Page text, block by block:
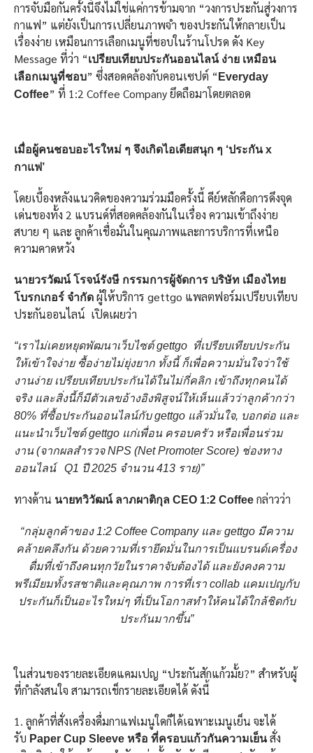
การจับมือกันครั้งนี้จึงไม่ใช่แค่การข้ามจาก “วงการประกันสู่วงการ
กาแฟ” แต่ยังเป็นการเปลี่ยนภาพจำ ของประกันให้กลายเป็น
เรื่องง่าย เหมือนการเลือกเมนูที่ชอบในร้านโปรด ดัง Key
Message ที่ว่า “เปรียบเทียบประกันออนไลน์ ง่าย เหมือน
เลือกเมนูที่ชอบ” ซึ่งสอดคล้องกับคอนเซปต์ “ Everyday
Coffee” ที่ 1:2 Coffee Company ยึดถือมาโดยตลอด
เมื่อผู้คนชอบอะไรใหม่ ๆ จึงเกิดไอเดียสนุก ๆ ‘ประกัน x
กาแฟ’
โดยเบื้องหลังแนวคิดของความร่วมมือครั้งนี้ คีย์หลักคือการดึงจุด
เด่นของทั้ง 2 แบรนด์ที่สอดคล้องกันในเรื่อง ความเข้าถึงง่าย
สบาย ๆ และ ลูกค้าเชื่อมั่นในคุณภาพและการบริการที่เหนือ
ความคาดหวัง
นายวรวัฒน์ โรจน์รังษี กรรมการผู้จัดการ บริษัท เมืองไทย
โบรกเกอร์ จำกัด ผู้ให้บริการ gettgo แพลตฟอร์มเปรียบเทียบ
ประกันออนไลน์ เปิดเผยว่า
“เราไม่เคยหยุดพัฒนาเว็บไซต์ gettgo ที่เปรียบเทียบประกัน
ให้เข้าใจง่าย ซื้อง่ายไม่ยุ่งยาก ทั้งนี้ ก็เพื่อความมั่นใจว่าใช้
งานง่าย เปรียบเทียบประกันได้ในไม่กี่คลิก เข้าถึงทุกคนได้
จริง และสิ่งนี้ก็มีตัวเลขอ้างอิงพิสูจน์ให้เห็นแล้วว่าลูกค้ากว่า
80% ที่ซื้อประกันออนไลน์กับ gettgo แล้วมั่นใจ, บอกต่อ และ
แนะนำเว็บไซต์ gettgo แก่เพื่อน ครอบครัว หรือเพื่อนร่วม
งาน (จากผลสำรวจ NPS (Net Promoter Score) ช่องทาง
ออนไลน์ Q1 ปี 2025 จำนวน 413 ราย)”
ทางด้าน นายทวิวัฒน์ ลาภผาติกุล CEO 1:2 Coffee กล่าวว่า
“กลุ่มลูกค้าของ 1:2 Coffee Company และ gettgo มีความ
คล้ายคลึงกัน ด้วยความที่เรายึดมั่นในการเป็นแบรนด์เครื่อง
ดื่มที่เข้าถึงคนทุกวัยในราคาจับต้องได้ และยังคงความ
พรีเมียมทั้งรสชาติและคุณภาพ การที่เรา collab แคมเปญกับ
ประกันก็เป็นอะไรใหม่ๆ ที่เป็นโอกาสทำให้คนได้ใกล้ชิดกับ
ประกันมากขึ้น”
ในส่วนของรายละเอียดแคมเปญ “ประกันสักแก้วมั้ย?” สำหรับผู้
ที่กำลังสนใจ สามารถเช็กรายละเอียดได้ ดังนี้
1. ลูกค้าที่สั่งเครื่องดื่มกาแฟเมนูใดก็ได้เฉพาะเมนูเย็น จะได้
รับ Paper Cup Sleeve หรือ ที่ครอบแก้วกันความเย็นสั่ง